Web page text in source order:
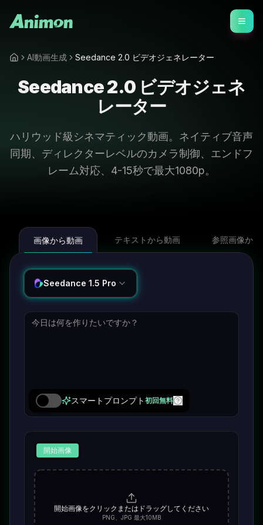
AI動画生成 Seedance 2.0 ビデオジェネレーター
Seedance 2.0 ビデオジェネ
レーター
ハリウッド級シネマティック動画。ネイティブ音声
同期、ディレクターレベルのカメラ制御、エンドフ
レーム対応、4-15秒で最大1080p。
画像から動画 テキストから動画 参照画像か
Seedance 1.5 Pro
スマートプロンプト 初回無料
開始画像
開始画像をクリックまたはドラッグしてください
PNG、JPG 最大10MB